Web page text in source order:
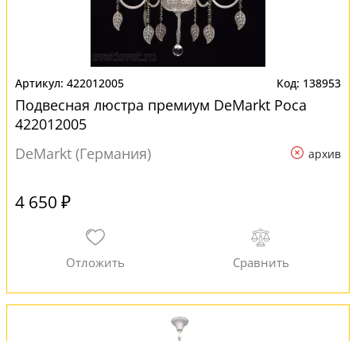
422012005 138953
Подвесная люстра премиум DeMarkt Роса
422012005
DeMarkt (Германия)
архив
4 650 ₽